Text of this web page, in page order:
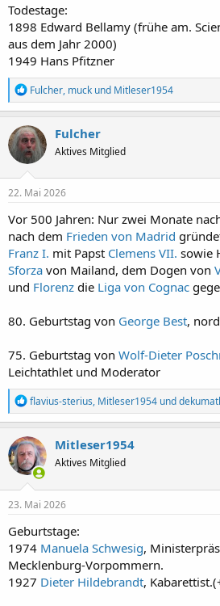
Todestage:
1898 Edward Bellamy (frühe am.
aus dem Jahr 2000)
1949 Hans Pfitzner
R
e
a
k
t
i
o
n
e
Fulcher, muck und Mitleser1954
Fulcher
Aktives Mitglied
22. Mai 2026
Vor 500 Jahren: Nur zwei Monate
nach dem Frieden von Madrid
Franz I. mit Papst Clemens VII. sowie
Sforza von Mailand, dem Dogen von
und Florenz die Liga von Cognac
80. Geburtstag von George Best,
75. Geburtstag von Wolf-Dieter
Leichtathlet und Moderator
R
e
a
k
t
i
o
n
e
:
flavius-sterius, Mitleser1954 und
Mitleser1954
Aktives Mitglied
23. Mai 2026
Geburtstage:
1974 Manuela Schwesig,
Mecklenburg-Vorpommern.
1927 Dieter Hildebrandt,